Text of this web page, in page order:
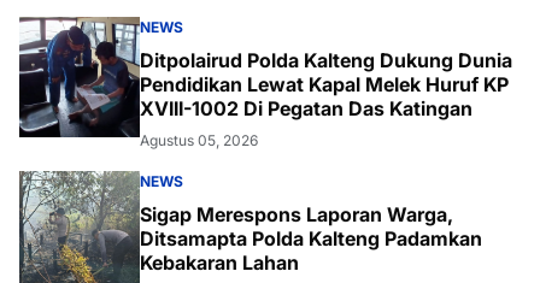
NEWS
Ditpolairud Polda Kalteng Dukung Dunia
Pendidikan Lewat Kapal Melek Huruf KP
XVIII-1002 Di Pegatan Das Katingan
Agustus 05, 2026
NEWS
Sigap Merespons Laporan Warga,
Ditsamapta Polda Kalteng Padamkan
Kebakaran Lahan